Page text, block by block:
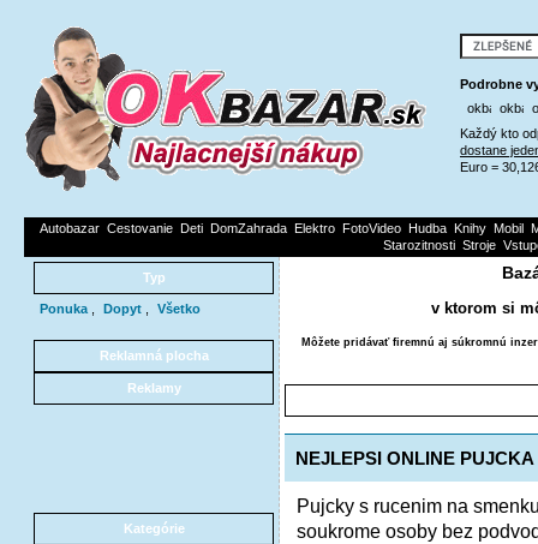
Podrobne
Každý kto
dostane
Euro =
Autobazar Cestovanie Deti DomZahrada Elektro FotoVideo Hudba Knihy Mobil
Starozitnosti Stroje
Typ
Ponuka Dopyt Všetko
Reklamná plocha
Reklamy
Kategórie
v ktorom si
Môžete pridávať firemnú aj súkromnú
NEJLEPSI ONLINE
Pujcky s rucenim na
soukrome osoby bez